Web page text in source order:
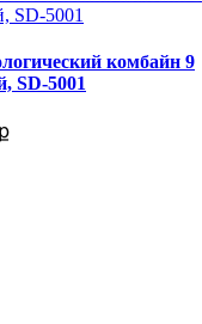
комбайн 9
SD-5001